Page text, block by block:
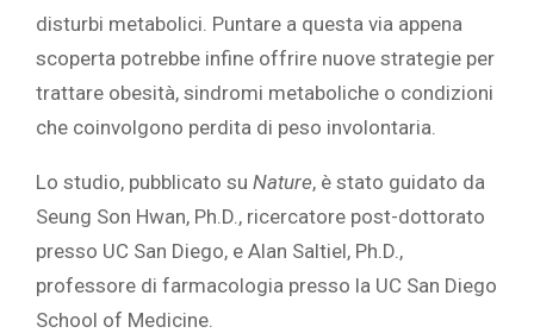
disturbi metabolici. Puntare a questa via appena
scoperta potrebbe infine offrire nuove strategie per
trattare obesità, sindromi metaboliche o condizioni
che coinvolgono perdita di peso involontaria.
Lo studio, pubblicato su Nature, è stato guidato da
Seung Son Hwan, Ph.D., ricercatore post-dottorato
presso UC San Diego, e Alan Saltiel, Ph.D.,
professore di farmacologia presso la UC San Diego
School of Medicine.